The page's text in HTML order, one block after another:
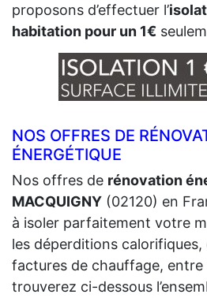
proposons d’effectuer l’
habitation pour un 1€
NOS OFFRES DE
ÉNERGÉTIQUE
Nos offres de rénovation
MACQUIGNY (02120) en
à isoler parfaitement votre
les déperditions calorifiques,
factures de chauffage, entre
trouverez ci-dessous